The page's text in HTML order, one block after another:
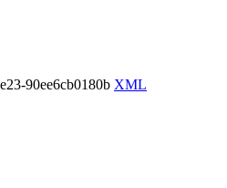
90ee6cb0180b XML